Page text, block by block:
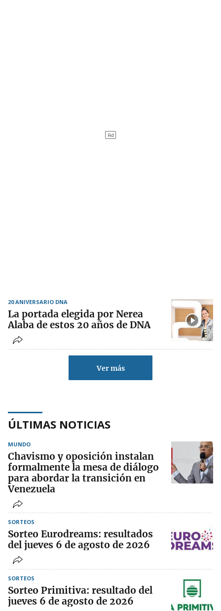
20 ANIVERSARIO DNA
La portada elegida por Nerea
Alaba de estos 20 años de DNA
Ver más
ÚLTIMAS NOTICIAS
MUNDO
Chavismo y oposición instalan
formalmente la mesa de diálogo
para abordar la transición en
Venezuela
SORTEOS
Sorteo Eurodreams: resultados
del jueves 6 de agosto de 2026
SORTEOS
Sorteo Primitiva: resultado del
jueves 6 de agosto de 2026